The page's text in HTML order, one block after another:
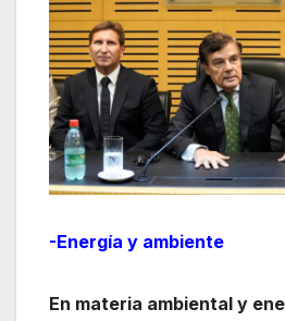
-Energía y ambiente
En materia ambiental y